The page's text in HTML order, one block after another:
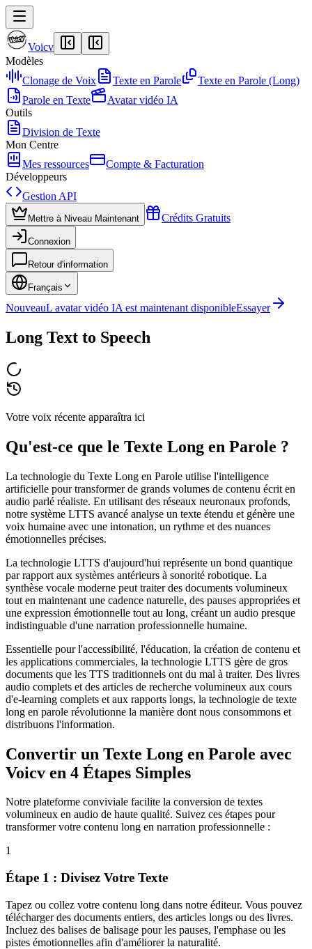
Voicv
Modèles
Clonage de Voix
Texte en Parole
Texte en Parole (Long)
Parole en Texte
Avatar vidéo IA
Outils
Division de Texte
Mon Centre
Mes ressources
Compte & Facturation
Développeurs
Gestion API
Mettre à Niveau Maintenant Crédits Gratuits
Connexion
Retour d'information
Français
NouveauL avatar vidéo IA est maintenant disponibleEssayer
Long Text to Speech
Votre voix récente apparaîtra ici
Qu'est-ce que le Texte Long en Parole ?
La technologie du Texte Long en Parole utilise l'intelligence
artificielle pour transformer de grands volumes de contenu écrit en
audio parlé réaliste. En utilisant des réseaux neuronaux profonds,
notre système LTTS avancé analyse un texte étendu et génère une
voix humaine avec une intonation, un rythme et des nuances
émotionnelles précises.
La technologie LTTS d'aujourd'hui représente un bond quantique
par rapport aux systèmes antérieurs à sonorité robotique. La
synthèse vocale moderne peut traiter des documents volumineux
tout en maintenant une cadence naturelle, des pauses appropriées et
une expression émotionnelle tout au long, créant un audio presque
indistinguable d'une narration professionnelle humaine.
Essentielle pour l'accessibilité, l'éducation, la création de contenu et
les applications commerciales, la technologie LTTS gère de gros
documents que les TTS traditionnels ont du mal à traiter. Des livres
audio complets et des articles de recherche volumineux aux cours
d'e-learning complets et aux rapports longs, la technologie de texte
long en parole révolutionne la manière dont nous consommons et
distribuons l'information.
Convertir un Texte Long en Parole avec
Voicv en 4 Étapes Simples
Notre plateforme conviviale facilite la conversion de textes
volumineux en audio de haute qualité. Suivez ces étapes pour
transformer votre contenu long en narration professionnelle :
1
Étape 1 : Divisez Votre Texte
Tapez ou collez votre contenu long dans notre éditeur. Vous pouvez
télécharger des documents entiers, des articles longs ou des livres.
Incluez des balises de balisage pour les pauses, l'emphase ou les
pistes émotionnelles afin d'améliorer la naturalité.